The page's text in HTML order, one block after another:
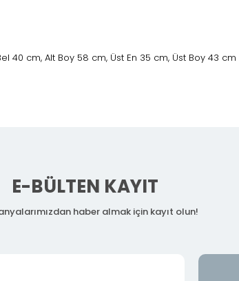
40 cm, Alt Boy 58 cm, Üst En 35 cm, Üst Boy 43 cm
E-BÜLTEN KAYIT
haber almak için kayıt olun!